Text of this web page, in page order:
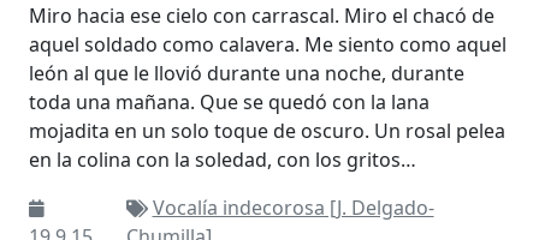
Miro hacia ese cielo con carrascal. Miro el chacó de
aquel soldado como calavera. Me siento como aquel
león al que le llovió durante una noche, durante
toda una mañana. Que se quedó con la lana
mojadita en un solo toque de oscuro. Un rosal pelea
en la colina con la soledad, con los gritos…
Vocalía indecorosa [J. Delgado-